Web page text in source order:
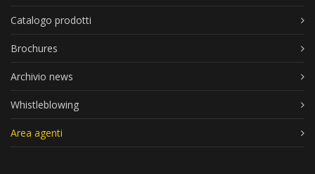
Catalogo prodotti
Brochures
Archivio news
Whistleblowing
Area agenti